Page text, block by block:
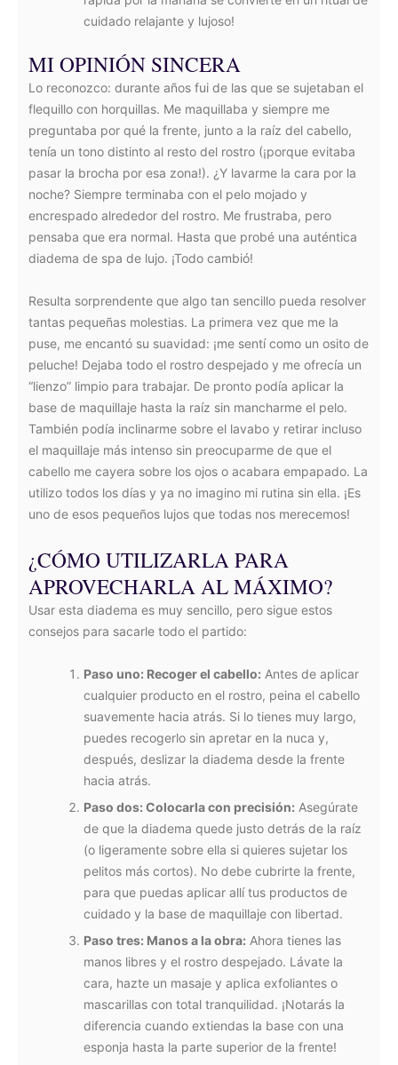
cuidado relajante y lujoso!
MI OPINIÓN SINCERA
Lo reconozco: durante años fui de las que se sujetaban el
flequillo con horquillas. Me maquillaba y siempre me
preguntaba por qué la frente, junto a la raíz del cabello,
tenía un tono distinto al resto del rostro (¡porque evitaba
pasar la brocha por esa zona!). ¿Y lavarme la cara por la
noche? Siempre terminaba con el pelo mojado y
encrespado alrededor del rostro. Me frustraba, pero
pensaba que era normal. Hasta que probé una auténtica
diadema de spa de lujo. ¡Todo cambió!
Resulta sorprendente que algo tan sencillo pueda resolver
tantas pequeñas molestias. La primera vez que me la
puse, me encantó su suavidad: ¡me sentí como un osito de
peluche! Dejaba todo el rostro despejado y me ofrecía un
“lienzo” limpio para trabajar. De pronto podía aplicar la
base de maquillaje hasta la raíz sin mancharme el pelo.
También podía inclinarme sobre el lavabo y retirar incluso
el maquillaje más intenso sin preocuparme de que el
cabello me cayera sobre los ojos o acabara empapado. La
utilizo todos los días y ya no imagino mi rutina sin ella. ¡Es
uno de esos pequeños lujos que todas nos merecemos!
¿CÓMO UTILIZARLA PARA
APROVECHARLA AL MÁXIMO?
Usar esta diadema es muy sencillo, pero sigue estos
consejos para sacarle todo el partido:
Paso uno: Recoger el cabello: Antes de aplicar
cualquier producto en el rostro, peina el cabello
suavemente hacia atrás. Si lo tienes muy largo,
puedes recogerlo sin apretar en la nuca y,
después, deslizar la diadema desde la frente
hacia atrás.
Paso dos: Colocarla con precisión: Asegúrate
de que la diadema quede justo detrás de la raíz
(o ligeramente sobre ella si quieres sujetar los
pelitos más cortos). No debe cubrirte la frente,
para que puedas aplicar allí tus productos de
cuidado y la base de maquillaje con libertad.
Paso tres: Manos a la obra: Ahora tienes las
manos libres y el rostro despejado. Lávate la
cara, hazte un masaje y aplica exfoliantes o
mascarillas con total tranquilidad. ¡Notarás la
diferencia cuando extiendas la base con una
esponja hasta la parte superior de la frente!